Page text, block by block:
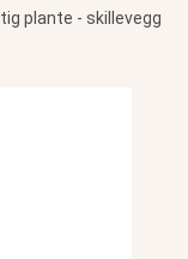
plante - skillevegg